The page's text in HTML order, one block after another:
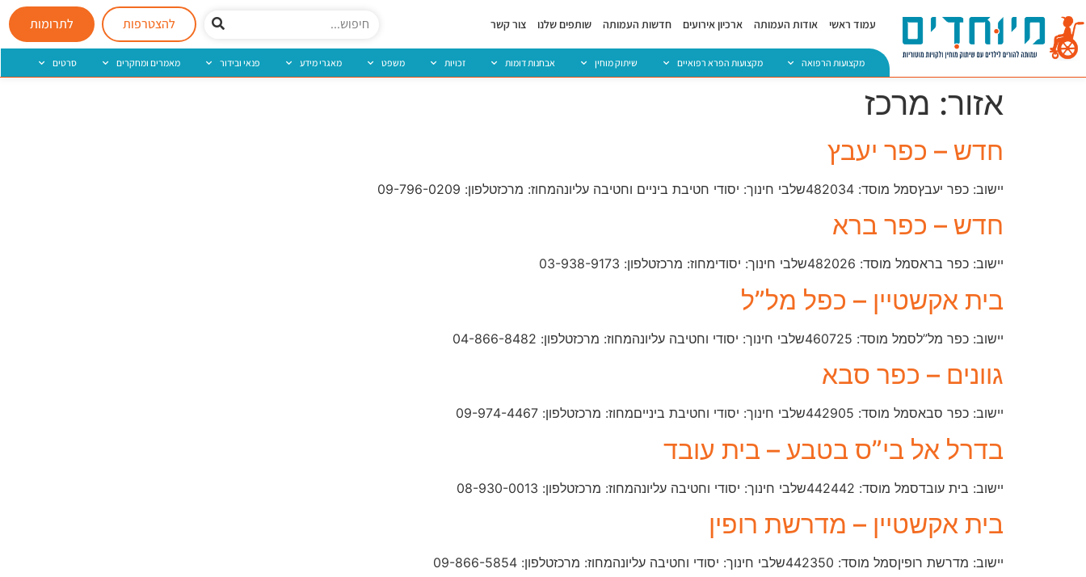
עמוד ראשי אודות העמותה ארכיון אירועים חדשות העמותה שותפים שלנו צור קשר להצטרפות לתרומות
מקצועות הרפואה מקצועות הפרא רפואיים שיתוק מוחין אבחנות דומות זכויות משפט מאגרי מידע פנאי ובידור מאמרים ומחקרים סרטים
אזור: מרכז
חדש – כפר יעבץ
יישוב: כפר יעבץסמל מוסד: ​482034שלבי חינוך: יסודי חטיבת ביניים וחטיבה עליונהמחוז: מרכזטלפון: 09-796-0209
חדש – כפר ברא
יישוב: כפר בראסמל מוסד: ​482026שלבי חינוך: יסודימחוז: מרכזטלפון: 03-938-9173
בית אקשטיין – כפל מל”ל
יישוב: כפר מל”לסמל מוסד: ​460725שלבי חינוך: יסודי וחטיבה עליונהמחוז: מרכזטלפון: 04-866-8482
גוונים – כפר סבא
יישוב: כפר סבאסמל מוסד: ​442905שלבי חינוך: יסודי וחטיבת בינייםמחוז: מרכזטלפון: 09-974-4467
בדרל אל בי”ס בטבע – בית עובד
יישוב: בית עובדסמל מוסד: 442442​שלבי חינוך: יסודי וחטיבה עליונהמחוז: מרכזטלפון: 08-930-0013
בית אקשטיין – מדרשת רופין
יישוב: מדרשת רופיןסמל מוסד: ​442350שלבי חינוך: יסודי וחטיבה עליונהמחוז: מרכזטלפון: 09-866-5854